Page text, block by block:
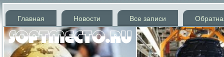
Главная Новости Все записи